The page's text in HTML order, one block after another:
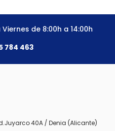
de 8:00h a 14:00h
784 463
40A / Denia (Alicante)